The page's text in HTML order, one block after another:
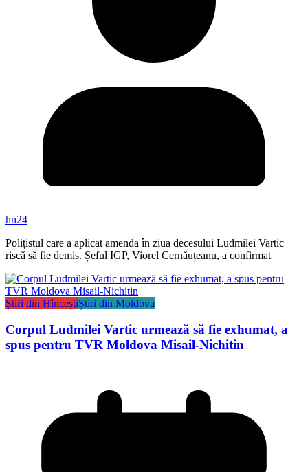
hn24
Polițistul care a aplicat amenda în ziua decesului Ludmilei Vartic
riscă să fie demis. Șeful IGP, Viorel Cernăuțeanu, a confirmat
Știri din HînceștiȘtiri din Moldova
Corpul Ludmilei Vartic urmează să fie exhumat, a
spus pentru TVR Moldova Misail-Nichitin